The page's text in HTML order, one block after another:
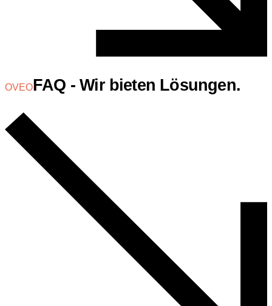
OVEOFAQ - Wir bieten Lösungen.